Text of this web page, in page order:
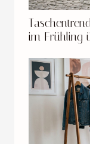
im Frühling